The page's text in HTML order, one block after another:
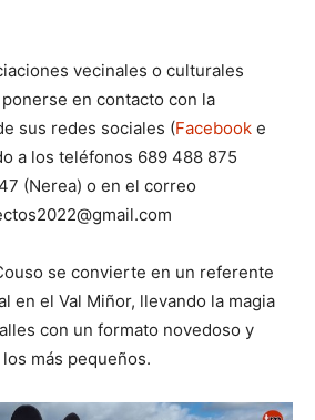
vecinales o culturales
en contacto con la
sus redes sociales (Facebook e
a los teléfonos 689 488 875
(Nerea) o en el correo
se convierte en un referente
en el Val Miñor, llevando la magia
con un formato novedoso y
más pequeños.